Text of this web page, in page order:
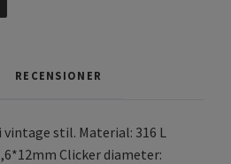
RECENSIONER
stil. Material: 316 L
Clicker diameter: